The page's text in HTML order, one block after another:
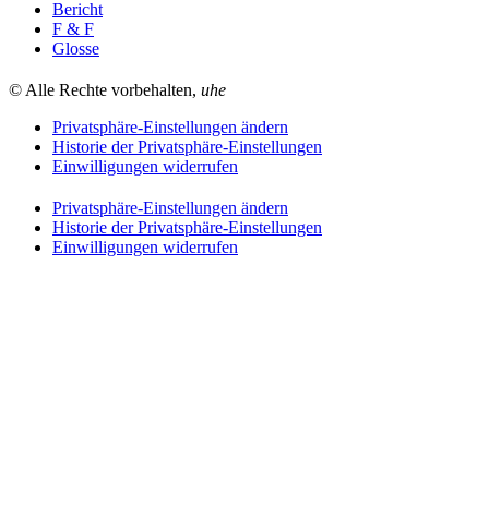
Bericht
F & F
Glosse
© Alle Rechte vorbehalten, uhe
Privatsphäre-Einstellungen ändern
Historie der Privatsphäre-Einstellungen
Einwilligungen widerrufen
Privatsphäre-Einstellungen ändern
Historie der Privatsphäre-Einstellungen
Einwilligungen widerrufen